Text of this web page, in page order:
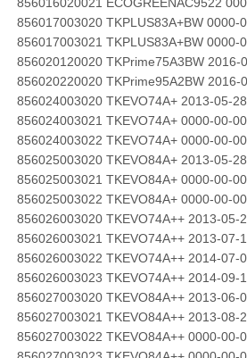
856017003020 TKPLUS83A+BW 0000-
856017003021 TKPLUS83A+BW 0000-
856020120020 TKPrime75A3BW 2016-
856020220020 TKPrime95A2BW 2016-
856024003020 TKEVO74A+ 2013-05-
856024003021 TKEVO74A+ 0000-00-
856024003022 TKEVO74A+ 0000-00-
856025003020 TKEVO84A+ 2013-05-
856025003021 TKEVO84A+ 0000-00-
856025003022 TKEVO84A+ 0000-00-
856026003020 TKEVO74A++ 2013-05-
856026003021 TKEVO74A++ 2013-07-
856026003022 TKEVO74A++ 2014-07-
856026003023 TKEVO74A++ 2014-09-
856027003020 TKEVO84A++ 2013-06-
856027003021 TKEVO84A++ 2013-08-
856027003022 TKEVO84A++ 0000-00-